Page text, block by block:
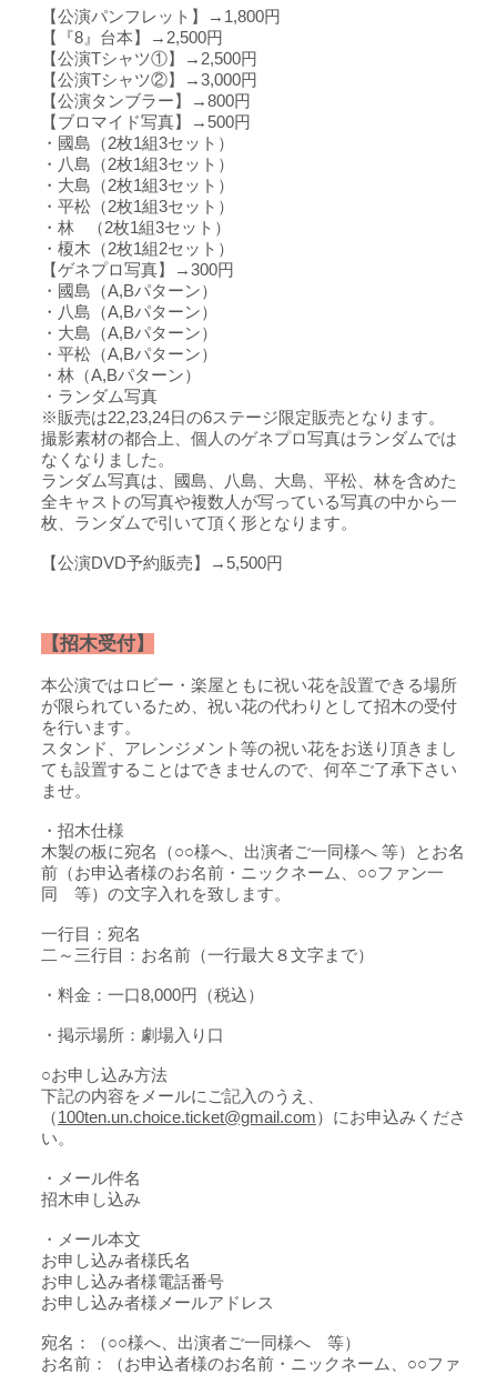
【公演パンフレット】→1,800円
【『8』台本】→2,500円
【公演Tシャツ①】→2,500円
【公演Tシャツ②】→3,000円
【公演タンブラー】→800円
【ブロマイド写真】→500円
・國島（2枚1組3セット）
・八島（2枚1組3セット）
・大島（2枚1組3セット）
・平松（2枚1組3セット）
・林 （2枚1組3セット）
・榎木（2枚1組2セット）
【ゲネプロ写真】→300円
・國島（A,Bパターン）
・八島（A,Bパターン）
・大島（A,Bパターン）
・平松（A,Bパターン）
・林（A,Bパターン）
・ランダム写真
※販売は22,23,24日の6ステージ限定販売となります。
撮影素材の都合上、個人のゲネプロ写真はランダムでは
なくなりました。
ランダム写真は、國島、八島、大島、平松、林を含めた
全キャストの写真や複数人が写っている写真の中から一
枚、ランダムで引いて頂く形となります。
【公演DVD予約販売】→5,500円
【招木受付】
本公演ではロビー・楽屋ともに祝い花を設置できる場所
が限られているため、祝い花の代わりとして招木の受付
を行います。
スタンド、アレンジメント等の祝い花をお送り頂きまし
ても設置することはできませんので、何卒ご了承下さい
ませ。
・招木仕様
木製の板に宛名（○○様へ、出演者ご一同様へ 等）とお名
前（お申込者様のお名前・ニックネーム、○○ファン一
同 等）の文字入れを致します。
一行目：宛名
二～三行目：お名前（一行最大８文字まで）
・料金：一口8,000円（税込）
・掲示場所：劇場入り口
○お申し込み方法
下記の内容をメールにご記入のうえ、
（100ten.un.choice.ticket@gmail.com）にお申込みくださ
い。
・メール件名
招木申し込み
・メール本文
お申し込み者様氏名
お申し込み者様電話番号
お申し込み者様メールアドレス
宛名：（○○様へ、出演者ご一同様へ 等）
お名前：（お申込者様のお名前・ニックネーム、○○ファ